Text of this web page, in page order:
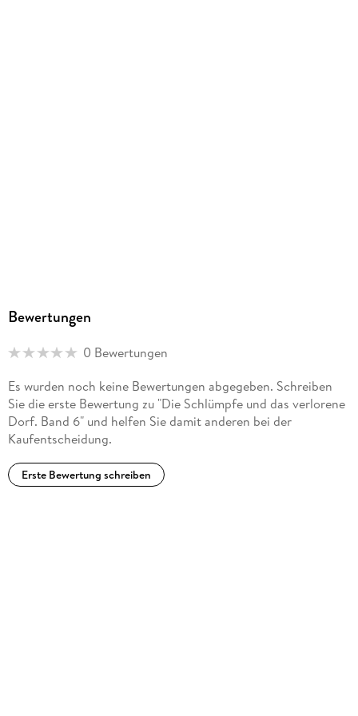
Bewertungen
0 Bewertungen
Es wurden noch keine Bewertungen abgegeben. Schreiben
Sie die erste Bewertung zu "Die Schlümpfe und das verlorene
Dorf. Band 6" und helfen Sie damit anderen bei der
Kaufentscheidung.
Erste Bewertung schreiben